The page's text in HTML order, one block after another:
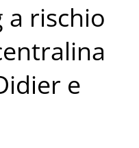
a rischio
e